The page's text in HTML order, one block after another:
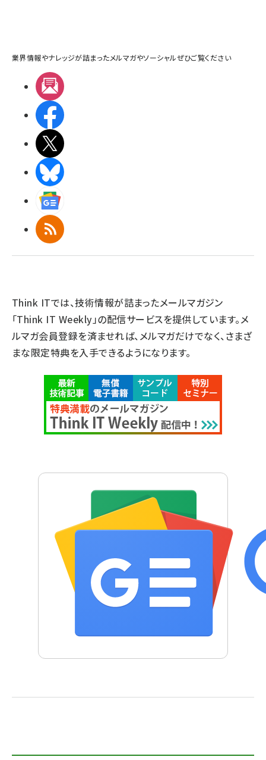
業界情報やナレッジが詰まったメルマガやソーシャルぜひご覧ください
RSS
Think ITでは、技術情報が詰まったメールマガジン
「Think IT Weekly」の配信サービスを提供しています。メ
ルマガ会員登録を済ませれば、メルマガだけでなく、さまざ
まな限定特典を入手できるようになります。